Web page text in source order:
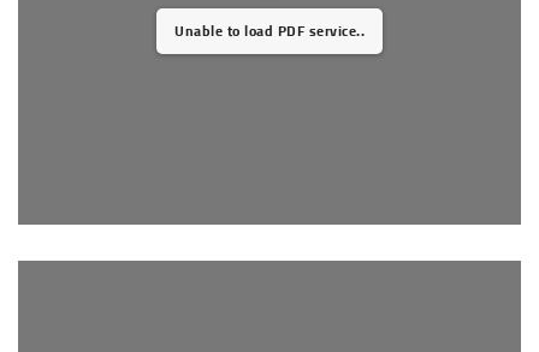
Unable to load PDF service..